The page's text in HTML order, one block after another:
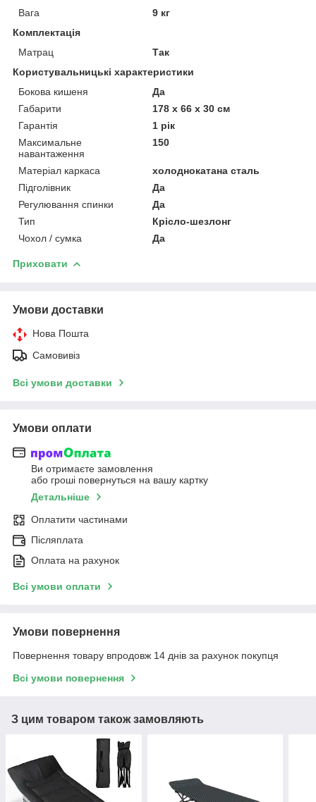
Вага
9 кг
Комплектація
Матрац
Так
Користувальницькі характеристики
Бокова кишеня
Да
Габарити
178 х 66 х 30 см
Гарантія
1 рік
Максимальне
навантаження
150
Матеріал каркаса
холоднокатана сталь
Підголівник
Да
Регулювання спинки
Да
Тип
Крісло-шезлонг
Чохол / сумка
Да
Приховати
Умови доставки
Нова Пошта
Самовивіз
Всі умови доставки
Умови оплати
Ви отримаєте замовлення
або гроші повернуться на вашу картку
Детальніше
Оплатити частинами
Післяплата
Оплата на рахунок
Всі умови оплати
Умови повернення
Повернення товару впродовж 14 днів за рахунок покупця
Всі умови повернення
З цим товаром також замовляють